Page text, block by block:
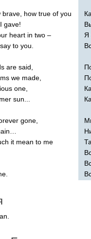
brave how true of you
I gave!
heart in two –
say to you
are said
we made
one
sun
gone
it mean to me
Я